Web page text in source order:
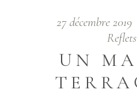
27 décembre 2019
UN